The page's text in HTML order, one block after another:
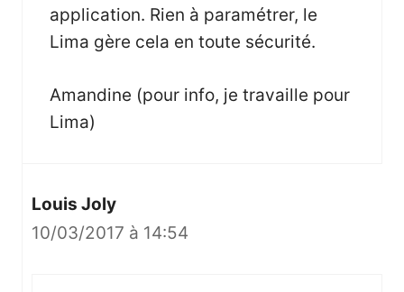
application. Rien à paramétrer, le
Lima gère cela en toute sécurité.
Amandine (pour info, je travaille pour
Lima)
Louis Joly
10/03/2017 à 14:54